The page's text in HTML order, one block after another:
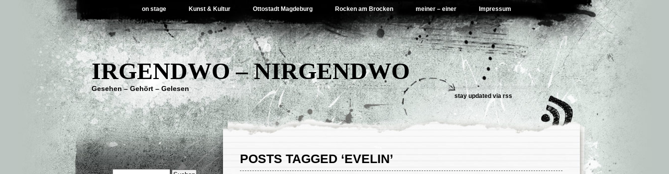
on stage Kunst & Kultur Ottostadt Magdeburg Rocken am Brocken meiner – einer Impressum
IRGENDWO – NIRGENDWO
Gesehen – Gehört – Gelesen
stay updated viarss
POSTS TAGGED ‘EVELIN’